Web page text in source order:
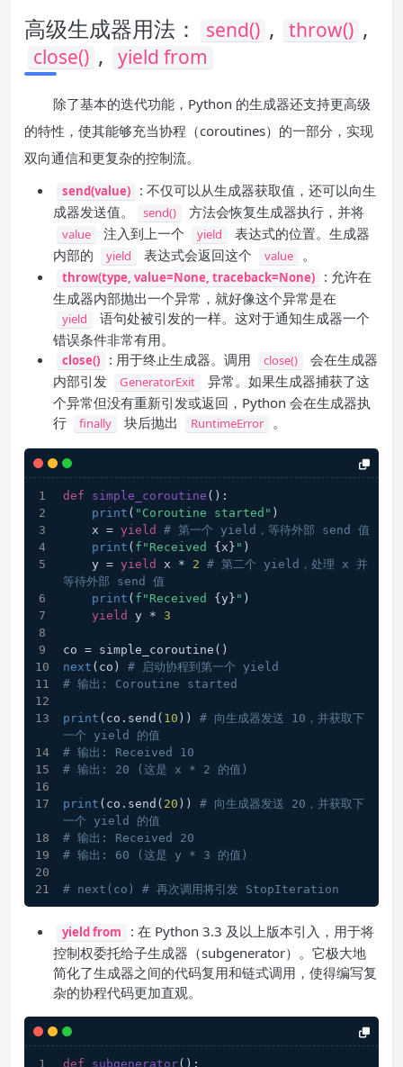
高级生成器用法： send() , throw() ,
close() , yield from
除了基本的迭代功能，Python 的生成器还支持更高级
的特性，使其能够充当协程（coroutines）的一部分，实现
双向通信和更复杂的控制流。
send(value)
: 不仅可以从生成器获取值，还可以向生
成器发送值。
send() 方法会恢复生成器执行，并将
value 注入到上一个 yield
表达式的位置。生成器
内部的
yield 表达式会返回这个 value 。
throw(type, value=None, traceback=None)
: 允许在
生成器内部抛出一个异常，就好像这个异常是在
yield
语句处被引发的一样。这对于通知生成器一个
错误条件非常有用。
close() : 用于终止生成器。调用 close()
会在生成器
内部引发
GeneratorExit
异常。如果生成器捕获了这
个异常但没有重新引发或返回，Python 会在生成器执
行
finally 块后抛出 RuntimeError 。
def simple_coroutine ():
print ( "Coroutine started" )
    x =
yield
# 第一个 yield，等待外部 send 值
print ( f"Received {x} " )
    y =
yield x * 2 # 第二个 yield，处理 x 并
等待外部 send 值
print ( f"Received {y} " )
yield
y * 3
co = simple_coroutine()
next (co) # 启动协程到第一个 yield
# 输出: Coroutine started
print (co.send( 10 )) # 向生成器发送 10，并获取下
一个 yield 的值
# 输出: Received 10
# 输出: 20 (这是 x * 2 的值)
print (co.send( 20 )) # 向生成器发送 20，并获取下
一个 yield 的值
# 输出: Received 20
# 输出: 60 (这是 y * 3 的值)
# next(co) # 再次调用将引发 StopIteration
yield from
: 在 Python 3.3 及以上版本引入，用于将
控制权委托给子生成器（subgenerator）。它极大地
简化了生成器之间的代码复用和链式调用，使得编写复
杂的协程代码更加直观。
def subgenerator():